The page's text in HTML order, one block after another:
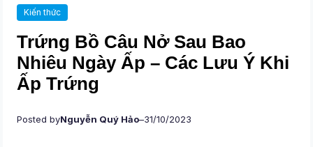
Kiến thức
Trứng Bồ Câu Nở Sau Bao
Nhiêu Ngày Ấp – Các Lưu Ý Khi
Ấp Trứng
Posted byNguyễn Quý Hảo–31/10/2023